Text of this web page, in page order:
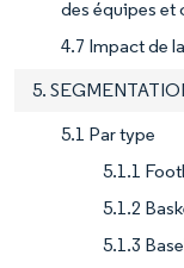
des équipes et
4.7 Impact de
5.
5.1 Par type
5.1.1
5.1.2
5.1.3